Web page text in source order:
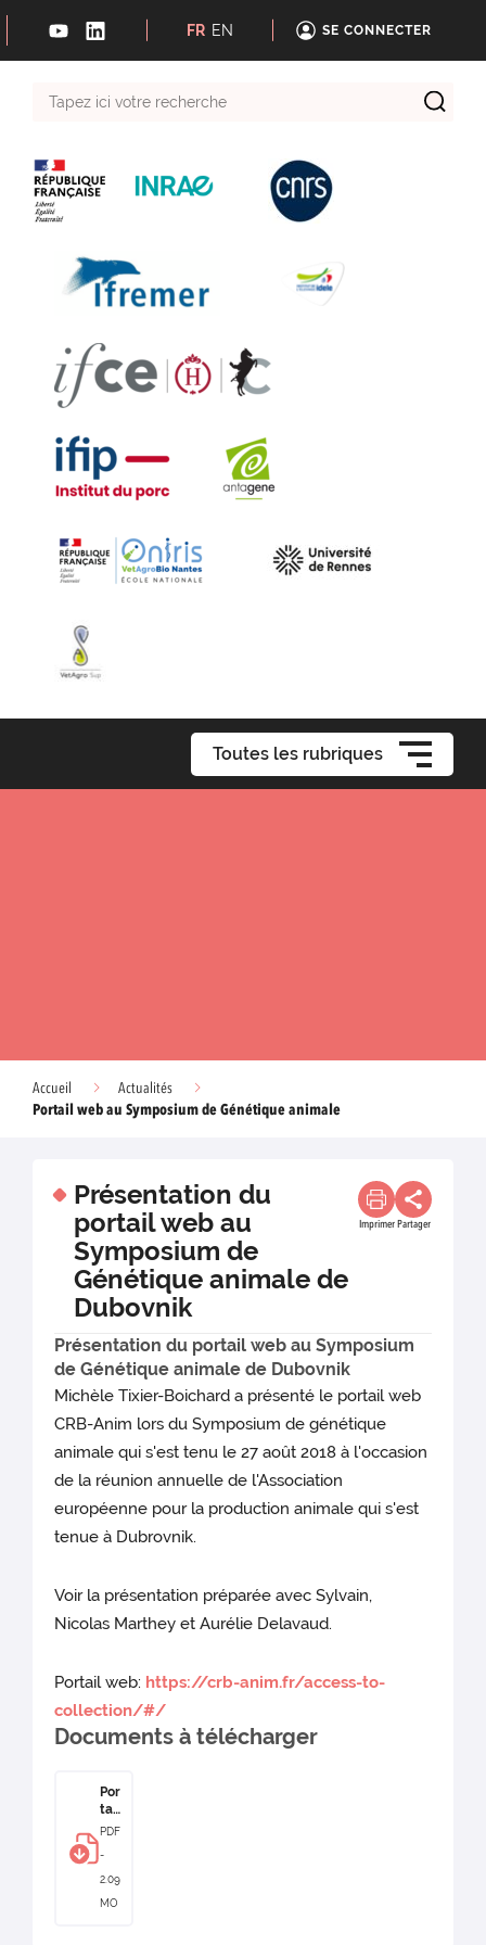
FR EN SE CONNECTER
Toutes les rubriques
Accueil
Actualités
Portail web au Symposium de Génétique animale
Présentation du
portail web au
Symposium de
Génétique animale de
Dubovnik
Imprimer Partager
Présentation du portail web au Symposium
de Génétique animale de Dubovnik
Michèle Tixier-Boichard a présenté le portail web
CRB-Anim lors du Symposium de génétique
animale qui s'est tenu le 27 août 2018 à l'occasion
de la réunion annuelle de l'Association
européenne pour la production animale qui s'est
tenue à Dubrovnik.
Voir la présentation préparée avec Sylvain,
Nicolas Marthey et Aurélie Delavaud.
Portail web: https://crb-anim.fr/access-to-
collection/#/
Documents à télécharger
Por
tail
we
és
ent
PDF
-
2.09
MO